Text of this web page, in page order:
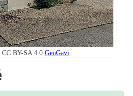
CC BY-SA 4.0GenGavi